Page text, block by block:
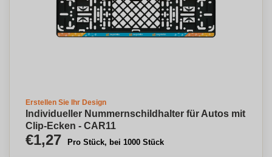
Erstellen Sie Ihr Design
Individueller Nummernschildhalter für Autos mit
Clip-Ecken - CAR11
€1,27 Pro Stück, bei 1000 Stück